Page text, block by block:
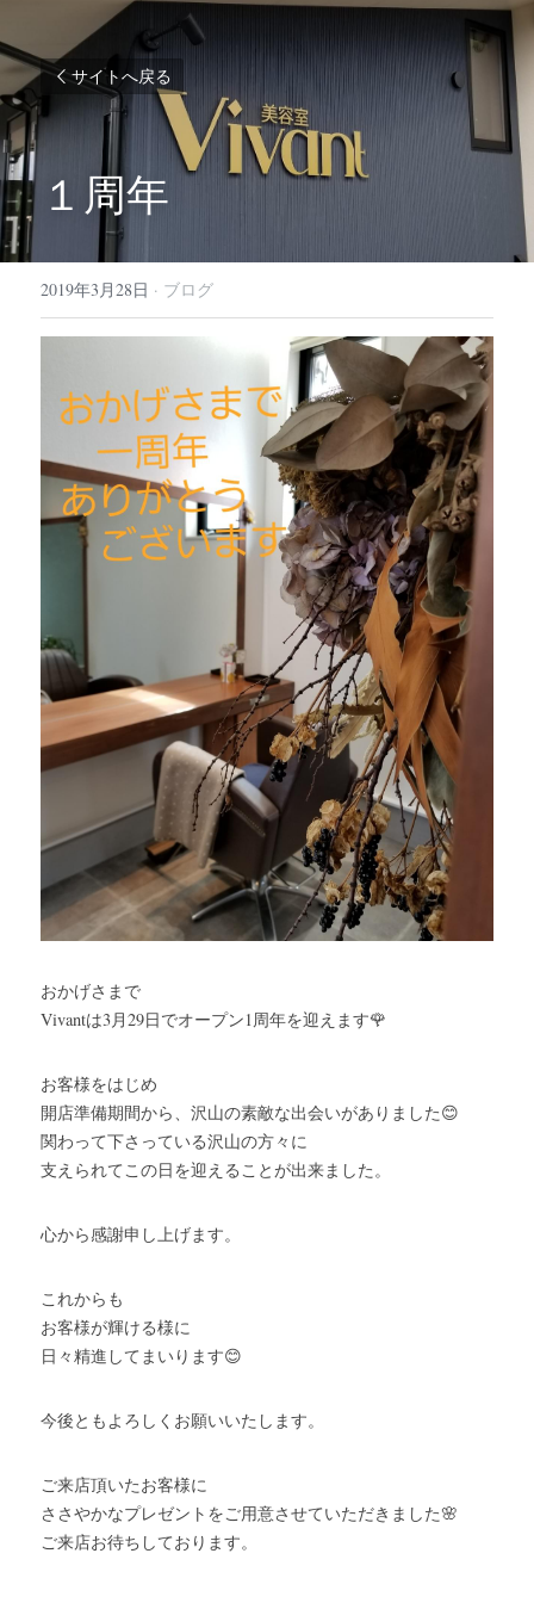
サイトへ戻る
１周年
2019年3月28日 · ブログ
おかげさまで
Vivantは3月29日でオープン1周年を迎えます🌹
お客様をはじめ
開店準備期間から、沢山の素敵な出会いがありました😊
関わって下さっている沢山の方々に
支えられてこの日を迎えることが出来ました。
心から感謝申し上げます。
これからも
お客様が輝ける様に
日々精進してまいります😊
今後ともよろしくお願いいたします。
ご来店頂いたお客様に
ささやかなプレゼントをご用意させていただきました🌸
ご来店お待ちしております。